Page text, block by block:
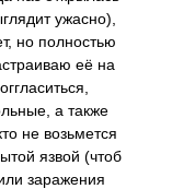
ужасно),
но полностью
её на
а также
не возьмется
язвой (чтоб
заражения